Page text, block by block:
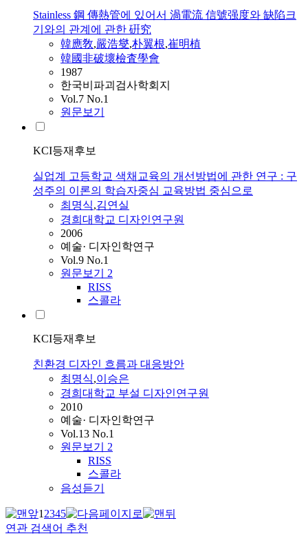
Stainless 鋼 傳熱管에 있어서 渦電流 信號强度와 缺陷크
기와의 관계에 관한 硏究
韓應敎,嚴浩燮,朴翼根,崔明植
韓國非破壞檢査學會
1987
한국비파괴검사학회지
Vol.7 No.1
원문보기
KCI등재후보
실업계 고등학교 색채교육의 개선방법에 관한 연구 : 구
성주의 이론의 학습자중심 교육방법 중심으로
최명식,김연실
경희대학교 디자인연구원
2006
예술· 디자인학연구
Vol.9 No.1
원문보기 2
RISS
스콜라
KCI등재후보
친환경 디자인 흐름과 대응방안
최명식,이승은
경희대학교 부설 디자인연구원
2010
예술· 디자인학연구
Vol.13 No.1
원문보기 2
RISS
스콜라
음성듣기
12345
연관 검색어 추천